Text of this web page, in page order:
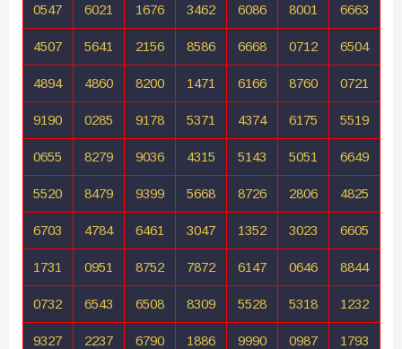
0547 6021 1676 3462 6086 8001 6663
4507 5641 2156 8586 6668 0712 6504
4894 4860 8200 1471 6166 8760 0721
9190 0285 9178 5371 4374 6175 5519
0655 8279 9036 4315 5143 5051 6649
5520 8479 9399 5668 8726 2806 4825
6703 4784 6461 3047 1352 3023 6605
1731 0951 8752 7872 6147 0646 8844
0732 6543 6508 8309 5528 5318 1232
9327 2237 6790 1886 9990 0987 1793